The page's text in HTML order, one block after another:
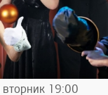
вторник 19:00